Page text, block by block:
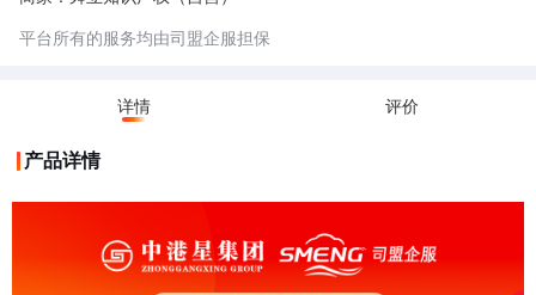
平台所有的服务均由司盟企服担保
详情 评价
产品详情